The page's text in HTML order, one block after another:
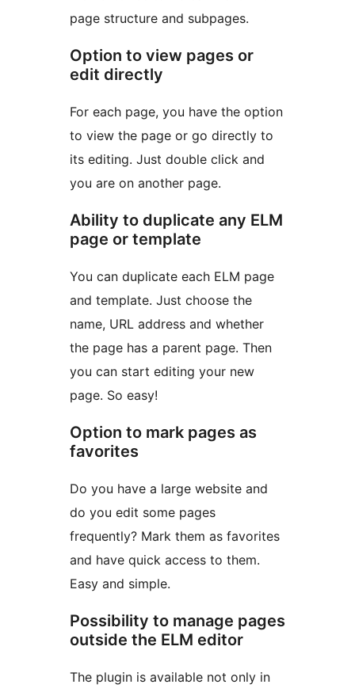
page structure and subpages.
Option to view pages or
edit directly
For each page, you have the option
to view the page or go directly to
its editing. Just double click and
you are on another page.
Ability to duplicate any ELM
page or template
You can duplicate each ELM page
and template. Just choose the
name, URL address and whether
the page has a parent page. Then
you can start editing your new
page. So easy!
Option to mark pages as
favorites
Do you have a large website and
do you edit some pages
frequently? Mark them as favorites
and have quick access to them.
Easy and simple.
Possibility to manage pages
outside the ELM editor
The plugin is available not only in